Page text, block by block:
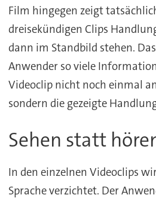
Film hingegen zeigt
dreisekündigen Clips
dann im Standbild stehen.
Anwender so viele
Videoclip nicht noch einmal
sondern die gezeigte
Sehen statt
In den einzelnen Videoclips
Sprache verzichtet. Der